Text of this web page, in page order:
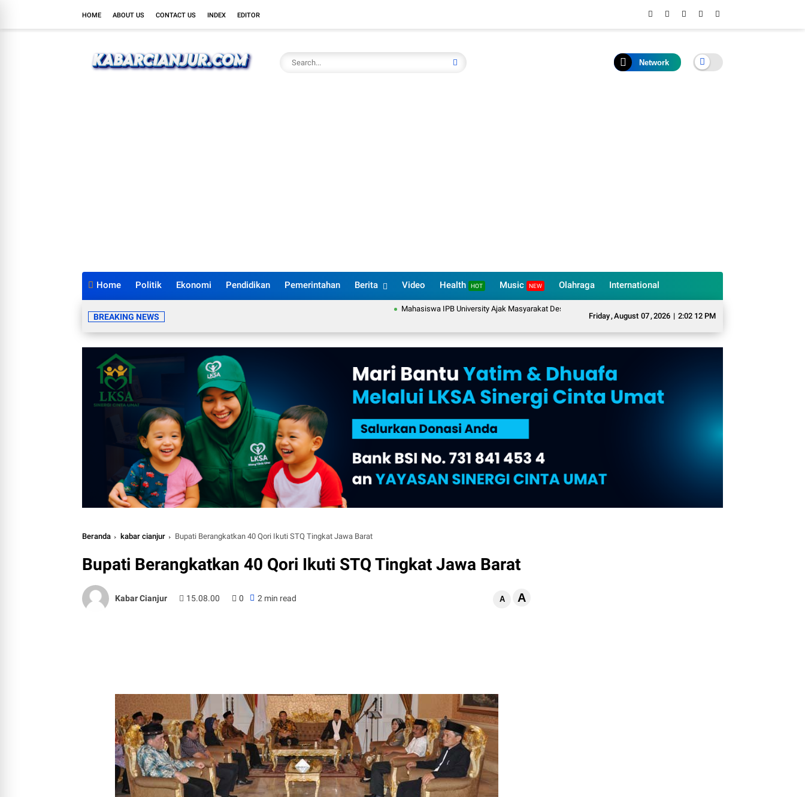
HOME ABOUT US CONTACT US INDEX EDITOR
Network
Home Politik Ekonomi Pendidikan Pemerintahan Berita Video Health HOT Music NEW Olahraga International
Friday,August 07,2026 | 2:02 13 PM
BREAKING NEWS
Mahasiswa IPB University Ajak Masyarakat Desa Sukarame Mengubah Sampah Organik Menjadi Eco Enzyme yang Memiliki
Beranda kabar cianjur Bupati Berangkatkan 40 Qori Ikuti STQ Tingkat Jawa Barat
Bupati Berangkatkan 40 Qori Ikuti STQ Tingkat Jawa Barat
Kabar Cianjur 15.08.00 0 2 min read A A